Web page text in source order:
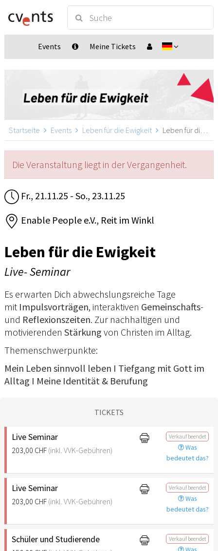
Events Meine Tickets
Startseite Events Leben für die Ewigkeit Leben für die Ewigkeit, Reit im Winkl
Die Veranstaltung liegt in der Vergangenheit.
Fr., 21.11.25 - So., 23.11.25
Enable People e.V., Reit im Winkl
Leben für die Ewigkeit
Live- Seminar
Es erwarten Dich abwechslungsreiche Tage
mit Impulsvorträgen, interaktiven Gemeinschafts-
und Reflexionszeiten. Zur nachhaltigen und
motivierenden Stärkung von Christen im Alltag.
Themenschwerpunkte:
Mein Leben sinnvoll leben I Tiefgang mit Gott im
Alltag I Meine Identität & Berufung
TICKETS
Live Seminar
203,00 CHF (inkl. VVK-Gebühren)
Verkauf beendet
Was
bedeutet das?
Live Seminar
203,00 CHF (inkl. VVK-Gebühren)
Verkauf beendet
Was
bedeutet das?
Schüler und Studierende Verkauf beendet